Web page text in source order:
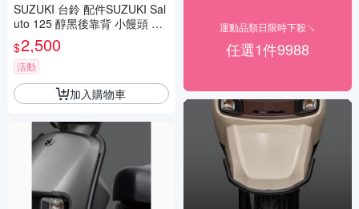
SUZUKI 台鈴 配件SUZUKI Sal
uto 125 醇黑後靠背 小饅頭 後
靠墊 含支架
$2,500
活動
加入購物車
運動品類日限時下殺↘
任選1件9988